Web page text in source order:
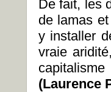
De fait, les
de lamas
y installer
vraie
(Laurence